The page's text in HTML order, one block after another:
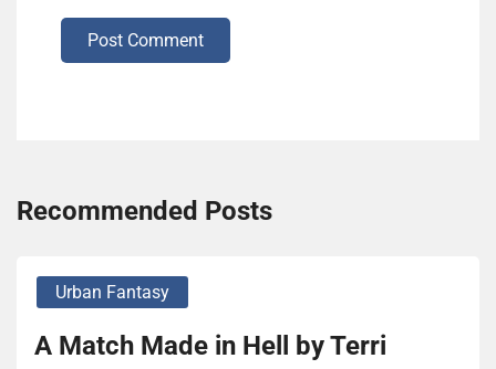
Post Comment
Recommended Posts
Urban Fantasy
A Match Made in Hell by Terri